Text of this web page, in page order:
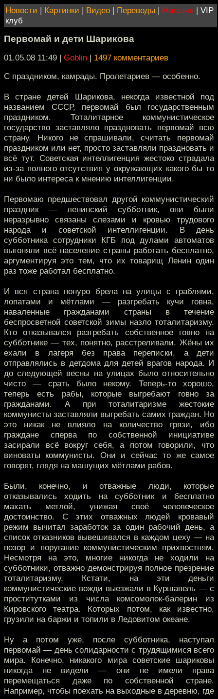
Новости | Картинки | Видео | Переводы | Магазин | VIP
клуб
Первомай и дети Шарикова
01.05.08 11:49 | Goblin | 1497 комментариев
С праздником, камрады. Пролетариев — особенно.
В стране детей Шарикова, некогда известной под
названием СССР, первомай был государственным
праздником. Тоталитарное коммунистическое
государство заставляло праздновать первомай всю
страну. Никого не спрашивали, считать первомай
праздником или нет, просто заставляли праздновать и
всё тут. Советская интеллигенция жестоко страдала
из-за полного отсутствия у окружающих какого бы то
ни было интереса к мнению интеллигенции.
Первомаю предшествовал другой коммунистический
праздник — ленинский субботник, они были
неразрывно связаны слезами и кровью трудового
народа и советской интеллигенции. В день
субботника сотрудники КГБ под дулами автоматов
выгоняли всё население страны работать бесплатно,
аргументируя это тем, что их товарищ Ленин один
раз тоже работал бесплатно.
И вся страна понуро брела на улицы с граблями,
лопатами и мётлами — разгребать кучи говна,
наваленные гражданами страны в течение
беспросветной советской зимы назло тоталитаризму.
Кто отказывался разгребать собственное говно на
субботнике — тех, понятно, расстреливали. Жёны их
ехали в лагеря без права переписки, а дети
отправлялись в детдома для детей врагов народа. И
до следующей весны на улицах было относительно
чисто — срать было некому. Теперь-то хорошо,
теперь есть рабы, которые выгребают говно за
гражданами. А при тоталитаризме жестокие
коммунисты заставляли выгребать самих граждан. Но
это никак не влияло на количество грязи, ибо
граждане сперва по собственной инициативе
засирали всё вокруг себя, а потом говорили, что
виноваты коммунисты. Они и сейчас то же самое
говорят, глядя на машущих мётлами рабов.
Были, конечно, и отважные люди, которые
отказывались ходить на субботник и бесплатно
махать метлой, унижая своё человеческое
достоинство. С этих отважных людей кровавый
режим вычитал заработок за один рабочий день, а
список отказников вывешивался в каждом цеху — на
позор и поругание коммунистическим прихвостням.
Несмотря на это, многие никогда не ходили на
субботники, отважно демонстрируя полное презрение
тоталитаризму. Кстати, на эти деньги
коммунистические вожди выезжали в Куршавель — с
проститутками из числа комсомолок-балерин из
Кировского театра. Которых потом, как известно,
грузили на баржи и топили в Ледовитом океане.
Ну а потом уже, после субботника, наступал
первомай — день солидарности с трудящимися всего
мира. Конечно, никакого мира советские шариковы
никогда не видели — они не имели права
перемещаться даже по собственной стране.
Например, чтобы поехать на выходные в деревню, где